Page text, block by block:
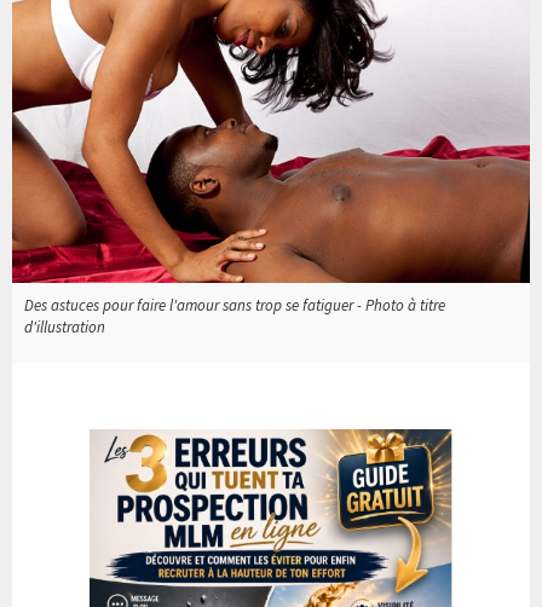
Des astuces pour faire l'amour sans trop se fatiguer - Photo à titre
d'illustration